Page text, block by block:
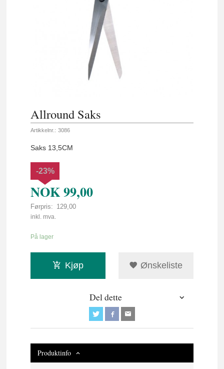
Allround Saks
Artikkelnr.: 3086
Saks 13,5CM
NOK99,00
Førpris: 129,00
Rabatt
-23%
inkl. mva.
På lager
Kjøp Ønskeliste
Del dette
Produktinfo